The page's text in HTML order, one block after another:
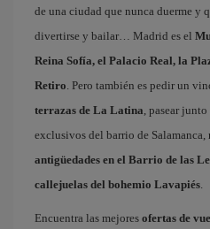
de una ciudad que nunca duerme y
divertirse y bailar… Madrid es el
Reina Sofía, el Palacio Real, la
Retiro. Pero también es pedir un
terrazas de La Latina, pasear junto
exclusivos del barrio de Salamanca,
antigüedades en el Barrio de las
callejuelas del bohemio Lavapiés.
Encuentra las mejores ofertas de